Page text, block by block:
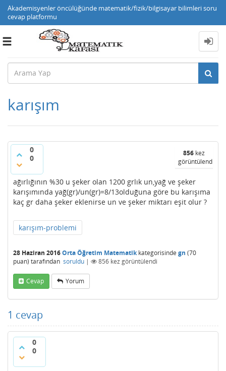
Akademisyenler öncülüğünde matematik/fizik/bilgisayar bilimleri soru
cevap platformu
Toggle
karışım
0
0
856 kez
görüntülendi
ağırlığının %30 u şeker olan 1200 grlık un,yağ ve şeker
karışımında yağ(gr)/un(gr)=8/13olduğuna göre bu karışıma
kaç gr daha şeker eklenirse un ve şeker miktarı eşit olur ?
karışım-problemi
28 Haziran 2016Orta Öğretim Matematikkategorisinde gn (70
puan) tarafından soruldu | 856 kez görüntülendi
Cevap Yorum
1 cevap
0
0